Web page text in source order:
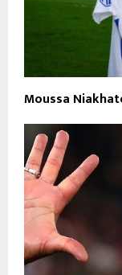
Moussa